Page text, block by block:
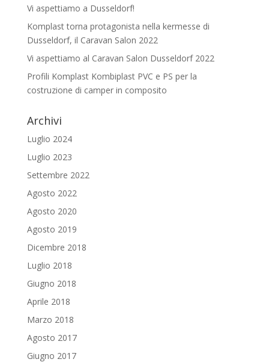
Vi aspettiamo a Dusseldorf!
Komplast torna protagonista nella kermesse di
Dusseldorf, il Caravan Salon 2022
Vi aspettiamo al Caravan Salon Dusseldorf 2022
Profili Komplast Kombiplast PVC e PS per la
costruzione di camper in composito
Archivi
Luglio 2024
Luglio 2023
Settembre 2022
Agosto 2022
Agosto 2020
Agosto 2019
Dicembre 2018
Luglio 2018
Giugno 2018
Aprile 2018
Marzo 2018
Agosto 2017
Giugno 2017